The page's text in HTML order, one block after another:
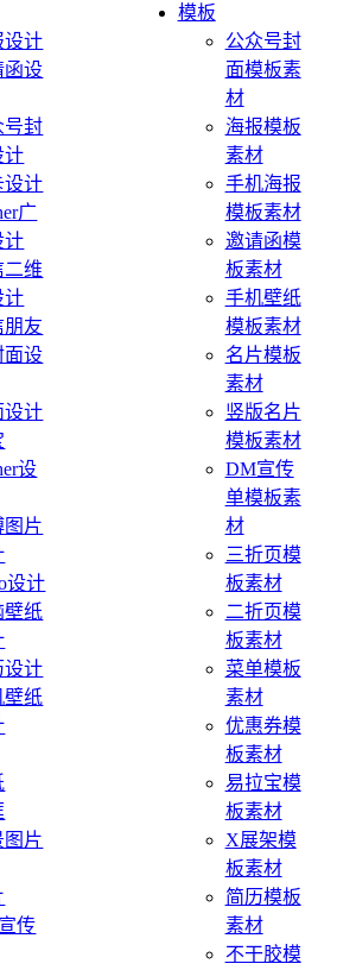
设计
函设
号封
计
设计
广
计
二维
计
朋友
面设
设计
设
图片
设计
壁纸
设计
壁纸
图片
传
模板
公众号封
面模板素
材
海报模板
素材
手机海报
模板素材
邀请函模
板素材
手机壁纸
模板素材
名片模板
素材
竖版名片
模板素材
DM宣传
单模板素
材
三折页模
板素材
二折页模
板素材
菜单模板
素材
优惠券模
板素材
易拉宝模
板素材
X展架模
板素材
简历模板
素材
不干胶模